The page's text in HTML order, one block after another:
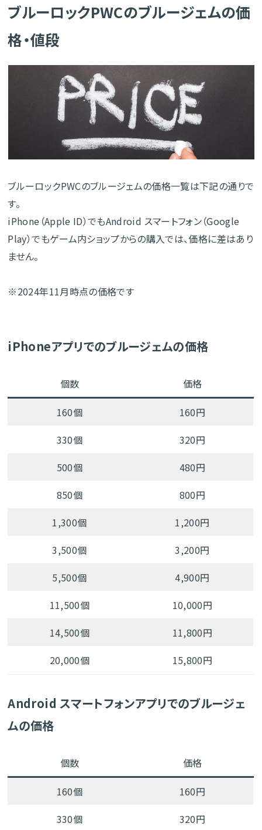
ブルーロックPWCのブルージェムの価
格・値段
ブルーロックPWCのブルージェムの価格一覧は下記の通りで
す。
iPhone（Apple ID）でもAndroid スマートフォン（Google
Play）でもゲーム内ショップからの購入では、価格に差はあり
ません。
※2024年11月時点の価格です
iPhoneアプリでのブルージェムの価格
個数 価格
160個
160円
330個
320円
500個
480円
850個
800円
1,300個
1,200円
3,500個
3,200円
5,500個
4,900円
11,500個
10,000円
14,500個
11,800円
20,000個
15,800円
Android スマートフォンアプリでのブルージェ
ムの価格
個数 価格
160個
160円
330個
320円